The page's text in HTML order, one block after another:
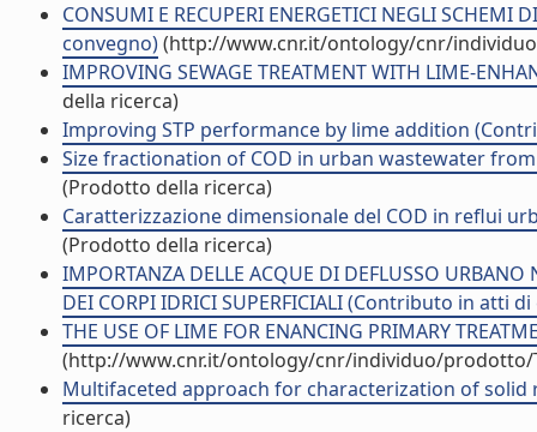
CONSUMI E RECUPERI ENERGETICI NEGLI
convegno)(http://www.cnr.it/ontology/cnr/
IMPROVING SEWAGE TREATMENT WITH LIME-
della ricerca)
Improving STP performance by lime addition
Size fractionation of COD in urban wastewater
(Prodotto della ricerca)
Caratterizzazione dimensionale del COD in reflui
(Prodotto della ricerca)
IMPORTANZA DELLE ACQUE DI DEFLUSSO
DEI CORPI IDRICI SUPERFICIALI (Contributo in atti
THE USE OF LIME FOR ENANCING PRIMARY
(http://www.cnr.it/ontology/cnr/individuo/prodotto/
Multifaceted approach for characterization of
ricerca)